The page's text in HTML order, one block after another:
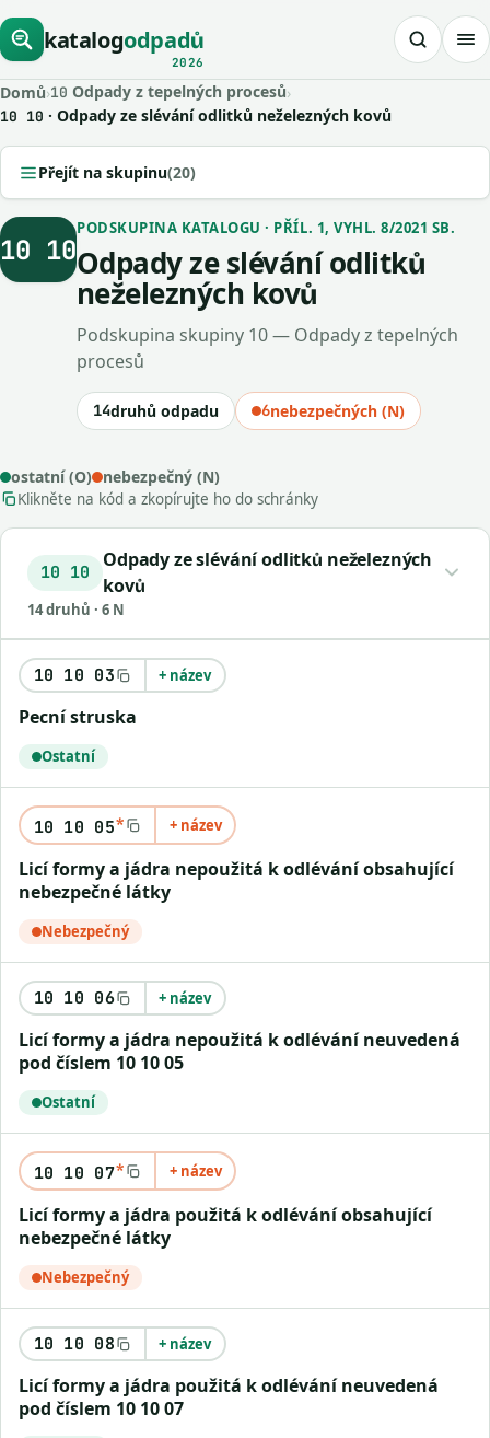
katalogodpadů
2026
Domů›10 Odpady z tepelných procesů›
10 10 · Odpady ze slévání odlitků neželezných kovů
Přejít na skupinu(20)
10 10
PODSKUPINA KATALOGU · PŘÍL. 1, VYHL. 8/2021 SB.
Odpady ze slévání odlitků
neželezných kovů
Podskupina skupiny 10 — Odpady z tepelných
procesů
14druhů odpadu 6nebezpečných (N)
ostatní (O) nebezpečný (N)
Klikněte na kód a zkopírujte ho do schránky
10 10
Odpady ze slévání odlitků neželezných
kovů
14 druhů · 6 N
10 10 03 + název
Pecní struska
Ostatní
10 10 05* + název
Licí formy a jádra nepoužitá k odlévání obsahující
nebezpečné látky
Nebezpečný
10 10 06 + název
Licí formy a jádra nepoužitá k odlévání neuvedená
pod číslem 10 10 05
Ostatní
10 10 07* + název
Licí formy a jádra použitá k odlévání obsahující
nebezpečné látky
Nebezpečný
10 10 08 + název
Licí formy a jádra použitá k odlévání neuvedená
pod číslem 10 10 07